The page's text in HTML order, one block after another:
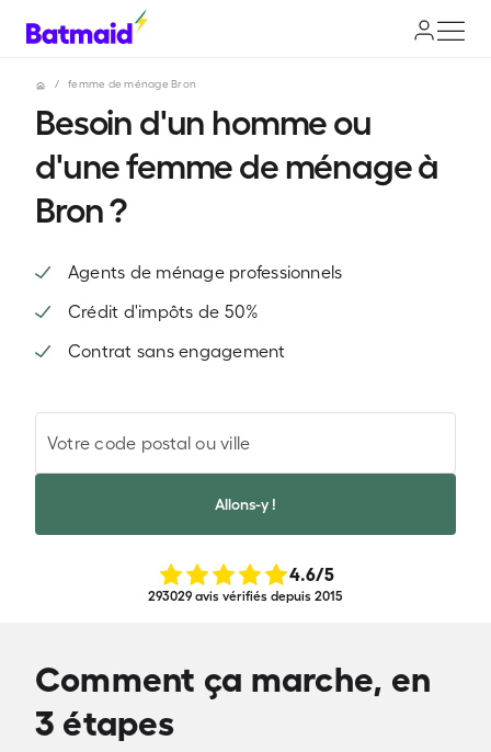
/ femme de ménage Bron
Besoin d'un homme ou
d'une femme de ménage à
Bron ?
Agents de ménage professionnels
Crédit d'impôts de 50%
Contrat sans engagement
Votre code postal ou ville
Allons-y !
4.6/5
293029 avis vérifiés depuis 2015
Comment ça marche, en
3 étapes